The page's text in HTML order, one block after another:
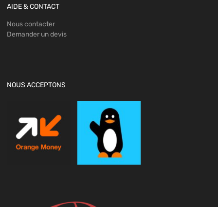
AIDE & CONTACT
Nous contacter
Demander un devis
NOUS ACCEPTONS